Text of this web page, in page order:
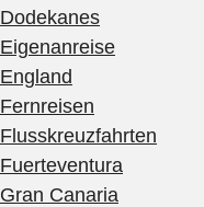
Dodekanes
Eigenanreise
England
Fernreisen
Flusskreuzfahrten
Fuerteventura
Gran Canaria